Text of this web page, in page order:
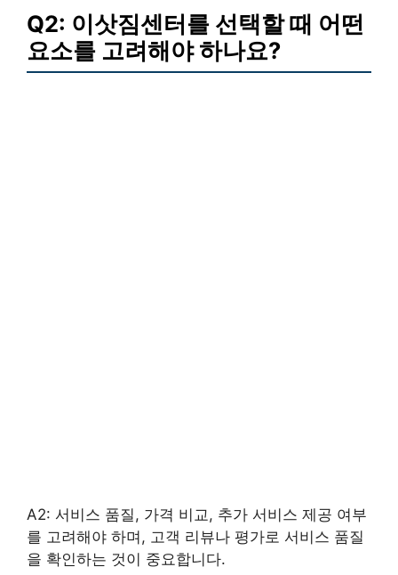
Q2: 이삿짐센터를 선택할 때 어떤
요소를 고려해야 하나요?
A2: 서비스 품질, 가격 비교, 추가 서비스 제공 여부
를 고려해야 하며, 고객 리뷰나 평가로 서비스 품질
을 확인하는 것이 중요합니다.